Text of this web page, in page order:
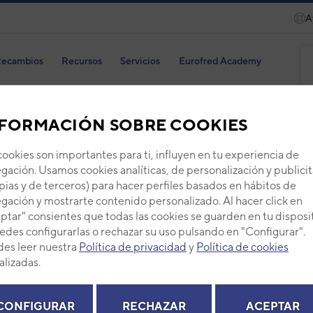
SOBRE COOKIES
son importantes para ti, influyen en tu experiencia de
Usamos cookies analíticas, de personalización y
y de terceros) para hacer perfiles basados en hábitos de
y mostrarte contenido personalizado. Al hacer click en
consientes que todas las cookies se guarden en tu
configurarlas o rechazar su uso pulsando en "Configurar".
leer nuestra Política de privacidad y Política de cookies
RECHAZAR ACEPTAR
Recursos Servicios Eurofred Academy
KIT
Código:
Ref.
+ Ver